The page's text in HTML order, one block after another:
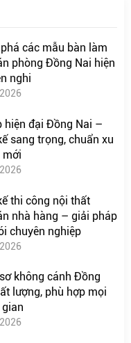
các mẫu bàn làm
phòng Đồng Nai hiện
nghi
hiện đại Đồng Nai –
sang trọng, chuẩn xu
mới
thi công nội thất
nhà hàng – giải pháp
chuyên nghiệp
không cánh Đồng
lượng, phù hợp mọi
gian